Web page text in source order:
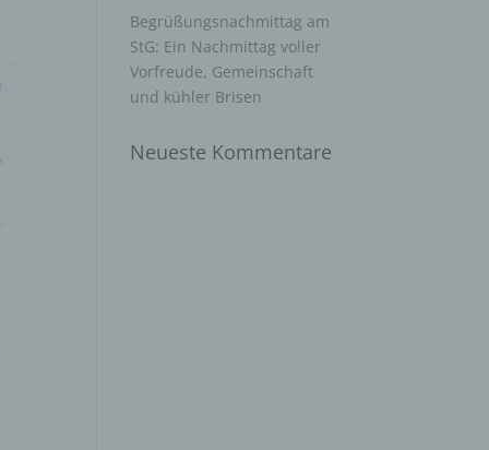
Begrüßungsnachmittag am
StG: Ein Nachmittag voller
Vorfreude, Gemeinschaft
und kühler Brisen
Neueste Kommentare